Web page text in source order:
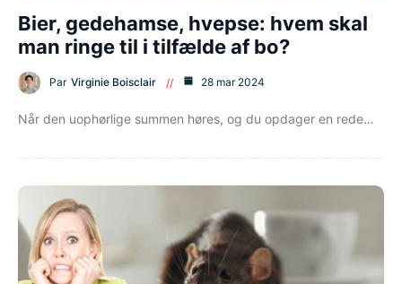
Bier, gedehamse, hvepse: hvem skal
man ringe til i tilfælde af bo?
Par Virginie Boisclair 28 mar 2024
Når den uophørlige summen høres, og du opdager en rede…